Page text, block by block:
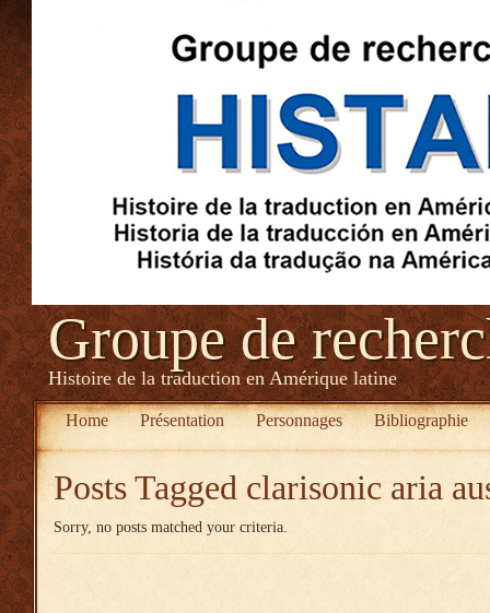
Groupe de
Histoire de la traduction en Amérique latine
Home Présentation Personnages Bibliographie
Posts Tagged clarisonic aria
Sorry, no posts matched your criteria.